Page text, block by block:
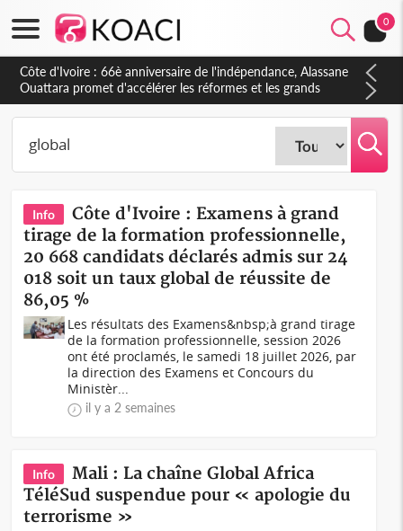
0
Côte d'Ivoire : À Abidjan, Amadou Oury Bah admire le modèle
ivoirien et veut s'en inspirer pour accélérer le développement
de la Guinée
Info
Côte d'Ivoire : Examens à grand
tirage de la formation professionnelle,
20 668 candidats déclarés admis sur 24
018 soit un taux global de réussite de
86,05 %
Les résultats des Examens&nbsp;à grand tirage
de la formation professionnelle, session 2026
ont été proclamés, le samedi 18 juillet 2026, par
la direction des Examens et Concours du
Ministèr...
il y a 2 semaines
Info
Mali : La chaîne Global Africa
TéléSud suspendue pour « apologie du
terrorisme »